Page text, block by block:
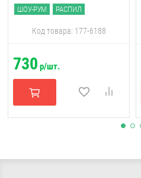
ШОУ-РУМ РАСПИЛ
Код товара: 177-6188
730 р/шт.